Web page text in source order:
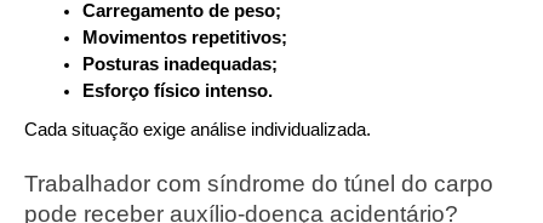
Carregamento de peso;
Movimentos repetitivos;
Posturas inadequadas;
Esforço físico intenso.
Cada situação exige análise individualizada.
Trabalhador com síndrome do túnel do carpo
pode receber auxílio-doença acidentário?